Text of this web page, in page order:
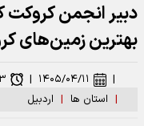
دبیر انجمن کروکت
بهترین زمین‌های
| استان ها | اردبیل
| ۱۴۰۵/۰۴/۱۱ |